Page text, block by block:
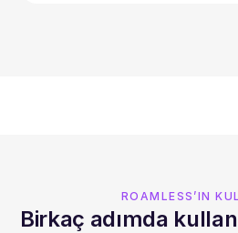
ROAMLESS’IN
Birkaç adımda